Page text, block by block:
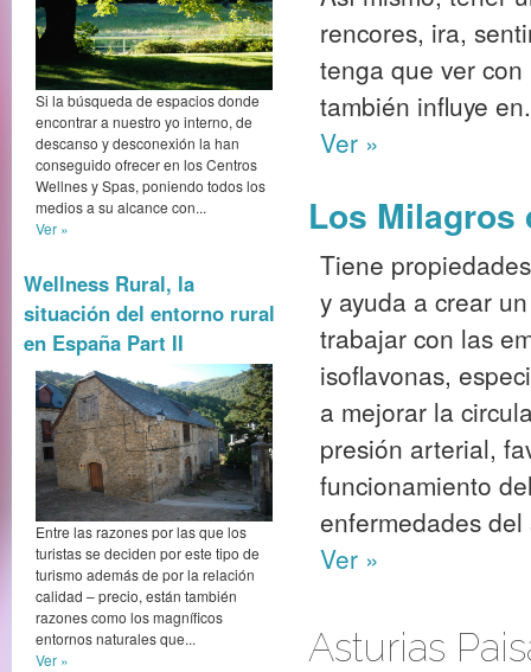
Si la búsqueda de espacios donde
encontrar a nuestro yo interno, de
descanso y desconexión la han
conseguido ofrecer en los Centros
Wellnes y Spas, poniendo todos los
medios a su alcance con...
Ver »
Wellness Rural, la
situación del entorno rural
en España Part II
Entre las razones por las que los
turistas se deciden por este tipo de
turismo además de por la relación
calidad – precio, están también
razones como los magníficos
entornos naturales que...
Ver »
rencores, ira,
tenga que ver
también influye
Ver »
Los Milagros
Tiene
y ayuda a crear
trabajar con las
isoflavonas,
a mejorar la
presión arterial,
funcionamiento
enfermedades del
Ver »
Asturias